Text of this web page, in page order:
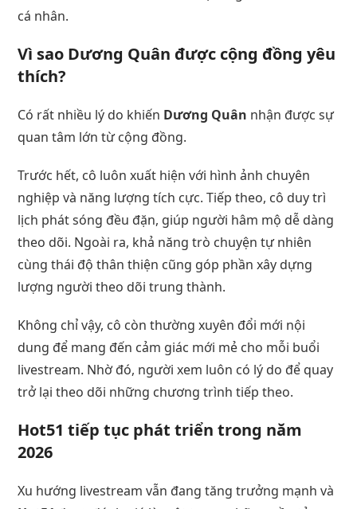
cá nhân.
Vì sao Dương Quân được cộng đồng yêu
thích?
Có rất nhiều lý do khiến Dương Quân nhận được sự
quan tâm lớn từ cộng đồng.
Trước hết, cô luôn xuất hiện với hình ảnh chuyên
nghiệp và năng lượng tích cực. Tiếp theo, cô duy trì
lịch phát sóng đều đặn, giúp người hâm mộ dễ dàng
theo dõi. Ngoài ra, khả năng trò chuyện tự nhiên
cùng thái độ thân thiện cũng góp phần xây dựng
lượng người theo dõi trung thành.
Không chỉ vậy, cô còn thường xuyên đổi mới nội
dung để mang đến cảm giác mới mẻ cho mỗi buổi
livestream. Nhờ đó, người xem luôn có lý do để quay
trở lại theo dõi những chương trình tiếp theo.
Hot51 tiếp tục phát triển trong năm
2026
Xu hướng livestream vẫn đang tăng trưởng mạnh và